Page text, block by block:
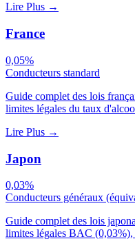
Lire Plus →
France
0,05%
Conducteurs standard
Guide complet des lois
limites légales du taux
Lire Plus →
Japon
0,03%
Conducteurs généraux
Guide complet des lois
limites légales BAC (0,03%),